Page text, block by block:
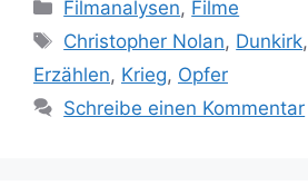
Filmanalysen, Filme
Schlagwörter
Christopher Nolan, Dunkirk,
Erzählen, Krieg, Opfer
Schreibe einen Kommentar